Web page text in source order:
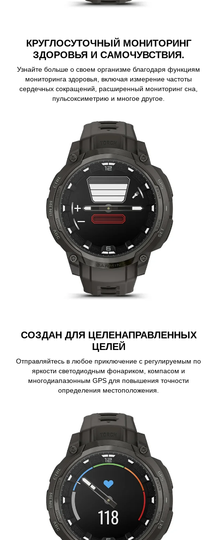
КРУГЛОСУТОЧНЫЙ МОНИТОРИНГ
ЗДОРОВЬЯ И САМОЧУВСТВИЯ.
Узнайте больше о своем организме благодаря функциям
мониторинга здоровья, включая измерение частоты
сердечных сокращений, расширенный мониторинг сна,
пульсоксиметрию и многое другое.
СОЗДАН ДЛЯ ЦЕЛЕНАПРАВЛЕННЫХ
ЦЕЛЕЙ
Отправляйтесь в любое приключение с регулируемым по
яркости светодиодным фонариком, компасом и
многодиапазонным GPS для повышения точности
определения местоположения.